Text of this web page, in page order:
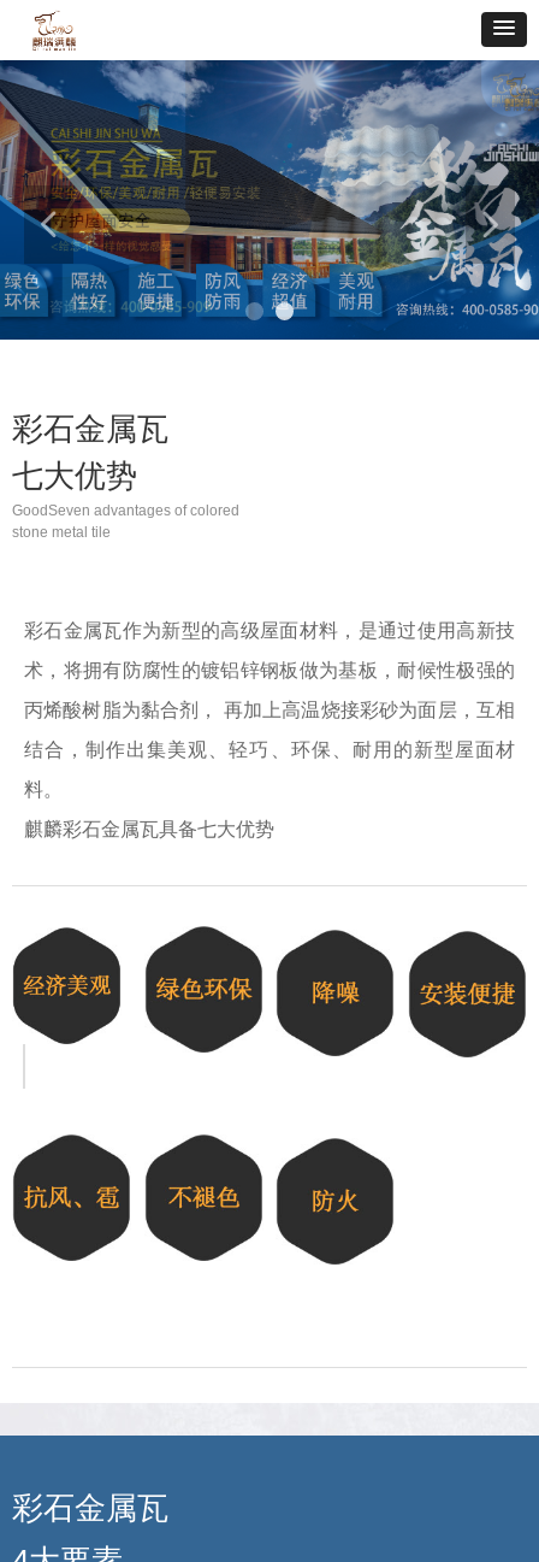
넳 넲
彩石金属瓦
七大优势
GoodSeven advantages of colored
stone metal tile
彩石金属瓦作为新型的高级屋面材料，是通过使用高新技
术，将拥有防腐性的镀铝锌钢板做为基板，耐候性极强的
丙烯酸树脂为黏合剂， 再加上高温烧接彩砂为面层，互相
结合，制作出集美观、轻巧、环保、耐用的新型屋面材
料。
麒麟彩石金属瓦具备七大优势
彩石金属瓦